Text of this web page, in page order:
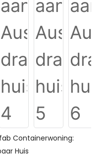
Containerwoning:
Huis